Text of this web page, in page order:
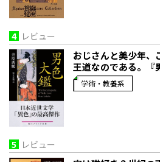
4 レビュー
おじさんと美少年、
王道なのである。『
学術・教養系
5 レビュー